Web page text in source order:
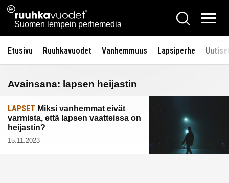
Siirry
sisältöön
Ruuhkavuodet.fi
Suomen lempein perhemedia
Hae
Etusivu Ruuhkavuodet Vanhemmuus Lapsiperhe
Avainsana: lapsen heijastin
LAPSET Miksi vanhemmat eivät
varmista, että lapsen vaatteissa on
heijastin?
15.11.2023